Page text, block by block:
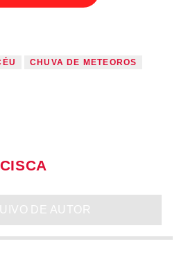
CHUVA DE METEOROS
DE AUTOR